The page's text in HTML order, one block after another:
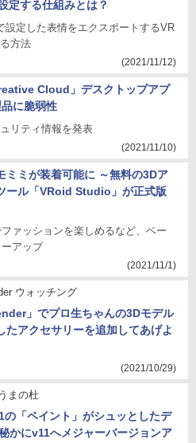
定する仕組みとは？
設定した表情をエクスポートするVR
方法
(2021/11/12)
Cloud」デスクトップアプ
に脆弱性
リティ情報を発表
(2021/11/10)
ミミが装着可能に ～無料の3Dア
ール「VRoid Studio」が正式版
ァッションを楽しめるなど、ベー
アップ
(2021/11/1)
ウォッチング
」でプロ生ちゃんの3Dモデル
たアクセサリーを追加してあげよ
(2021/10/29)
まの杜
「ペイント」がシュッとしたデ
かにv11へメジャーバージョンア